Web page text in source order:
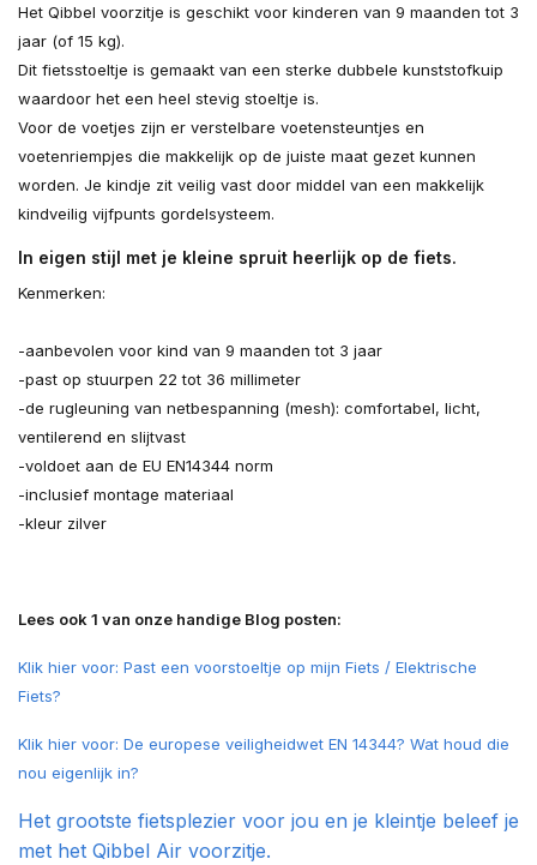
Het Qibbel voorzitje is geschikt voor kinderen van 9 maanden tot 3
jaar (of 15 kg).
Dit fietsstoeltje is gemaakt van een sterke dubbele kunststofkuip
waardoor het een heel stevig stoeltje is.
Voor de voetjes zijn er verstelbare voetensteuntjes en
voetenriempjes die makkelijk op de juiste maat gezet kunnen
worden. Je kindje zit veilig vast door middel van een makkelijk
kindveilig vijfpunts gordelsysteem.
In eigen stijl met je kleine spruit heerlijk op de fiets.
Kenmerken:
-aanbevolen voor kind van 9 maanden tot 3 jaar
-past op stuurpen 22 tot 36 millimeter
-de rugleuning van netbespanning (mesh): comfortabel, licht,
ventilerend en slijtvast
-voldoet aan de EU EN14344 norm
-inclusief montage materiaal
-kleur zilver
Lees ook 1 van onze handige Blog posten:
Klik hier voor: Past een voorstoeltje op mijn Fiets / Elektrische
Fiets?
Klik hier voor: De europese veiligheidwet EN 14344? Wat houd die
nou eigenlijk in?
Het grootste fietsplezier voor jou en je kleintje beleef je
met het Qibbel Air voorzitje.